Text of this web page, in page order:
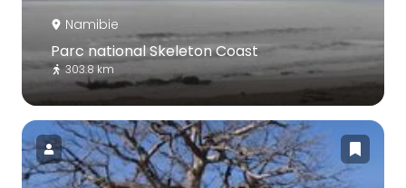
Namibie
Parc national Skeleton Coast
303.8 km